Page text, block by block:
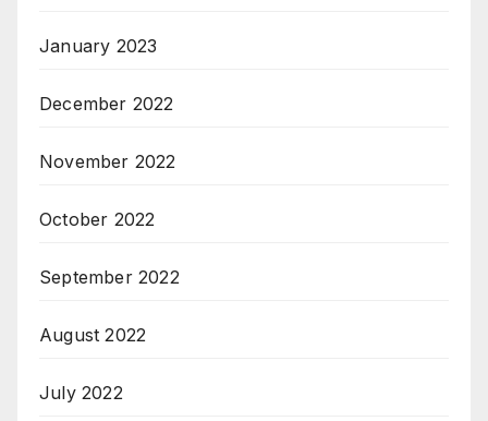
January 2023
December 2022
November 2022
October 2022
September 2022
August 2022
July 2022